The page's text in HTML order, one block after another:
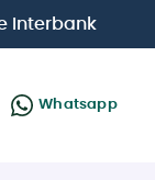
crédito
Whatsapp